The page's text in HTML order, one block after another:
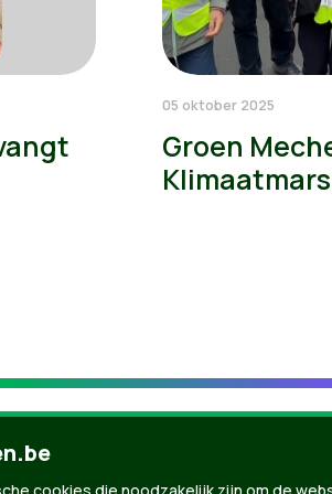
05 oktober 2025
Groen